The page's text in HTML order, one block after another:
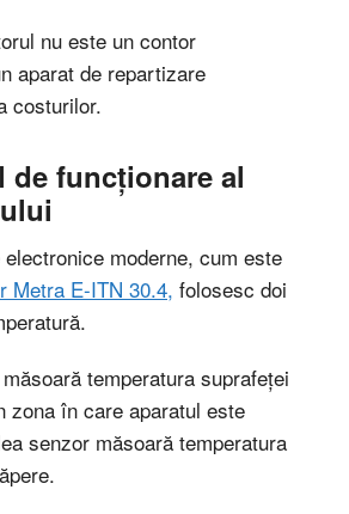
nu este un contor
aparat de repartizare
costurilor.
de funcționare al
moderne, cum este
Metra E-ITN 30.4, folosesc doi
temperatura suprafeței
zona în care aparatul este
senzor măsoară temperatura